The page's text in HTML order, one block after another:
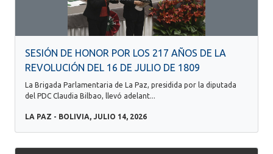
SESIÓN DE HONOR POR LOS 217 AÑOS DE LA
REVOLUCIÓN DEL 16 DE JULIO DE 1809
La Brigada Parlamentaria de La Paz, presidida por la diputada
del PDC Claudia Bilbao, llevó adelant...
LA PAZ - BOLIVIA, JULIO 14, 2026